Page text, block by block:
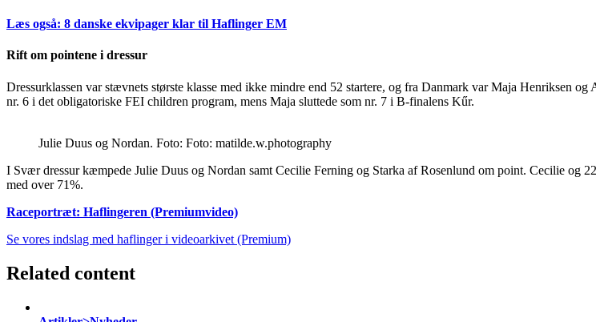
Læs også: 8 danske ekvipager klar til Haflinger EM
Rift om pointene i dressur
Dressurklassen var stævnets største klasse med ikke mindre end 52 startere, og fra Danmark var Maja Henriksen
nr. 6 i det obligatoriske FEI children program, mens Maja sluttede som nr. 7 i B-finalens Kűr.
Julie Duus og Nordan. Foto: Foto: matilde.w.photography
I Svær dressur kæmpede Julie Duus og Nordan samt Cecilie Ferning og Starka af Rosenlund om point. Cecilie og
med over 71%.
Raceportræt: Haflingeren (Premiumvideo)
Se vores indslag med haflinger i videoarkivet (Premium)
Related content